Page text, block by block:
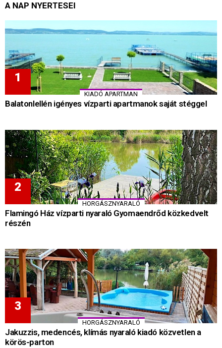
A NAP NYERTESEI
KIADÓ APARTMAN
Balatonlellén igényes vízparti apartmanok saját stéggel
HORGÁSZNYARALÓ
Flamingó Ház vízparti nyaraló Gyomaendrőd közkedvelt
részén
HORGÁSZNYARALÓ
Jakuzzis, medencés, klímás nyaraló kiadó közvetlen a
körös-parton